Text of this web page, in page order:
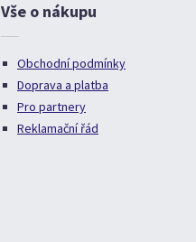
Vše o nákupu
Obchodní podmínky
Doprava a platba
Pro partnery
Reklamační řád